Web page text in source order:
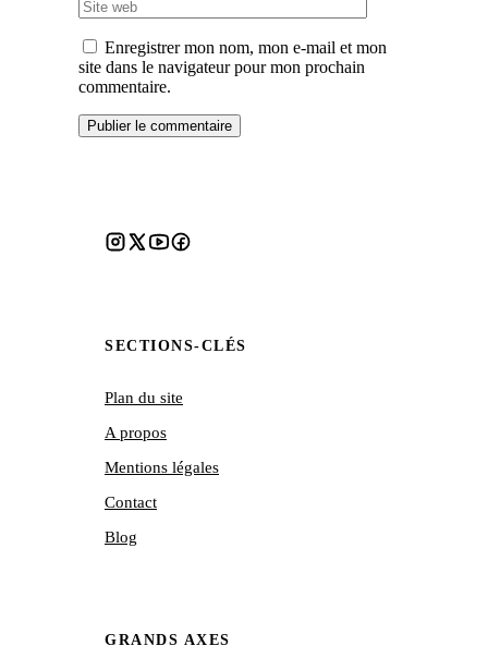
Enregistrer mon nom, mon e-mail et mon
site dans le navigateur pour mon prochain
commentaire.
SECTIONS-CLÉS
Plan du site
A propos
Mentions légales
Contact
Blog
GRANDS AXES